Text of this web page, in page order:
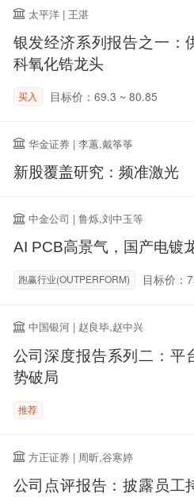
太平洋 | 王湛
银发经济系列报告之一：
科氧化锆龙头
买入 目标价：69.3 ~ 80.85
华金证券 | 李蕙,戴筝筝
新股覆盖研究：频准激光
中金公司 | 鲁烁,刘中玉等
AI PCB高景气，国产电镀
跑赢行业(OUTPERFORM) 目标价：
中国银河 | 赵良毕,赵中兴
公司深度报告系列二：平
势破局
推荐
方正证券 | 周昕,谷寒婷
公司点评报告：披露员工